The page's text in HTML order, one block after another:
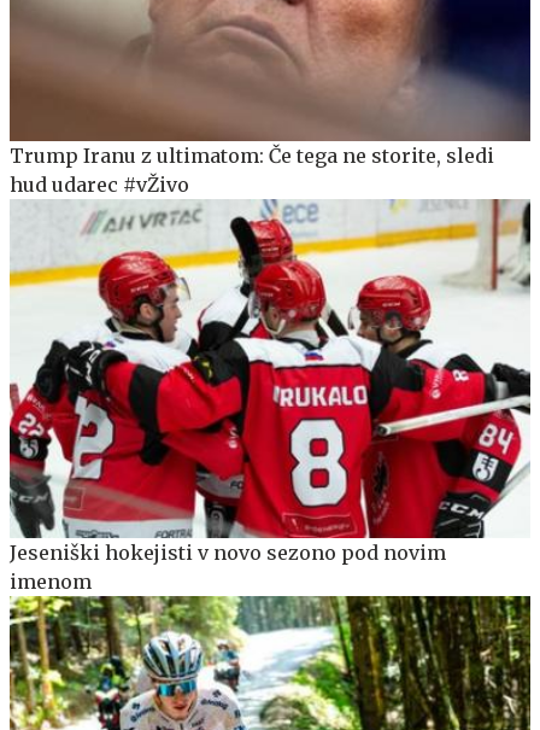
Trump Iranu z ultimatom: Če tega ne storite, sledi
hud udarec #vŽivo
Jeseniški hokejisti v novo sezono pod novim
imenom